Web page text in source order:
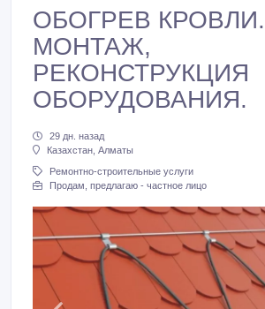
ОБОГРЕВ КРОВЛИ.
МОНТАЖ,
РЕКОНСТРУКЦИЯ
ОБОРУДОВАНИЯ.
29 дн. назад
Казахстан, Алматы
Ремонтно-строительные услуги
Продам, предлагаю - частное лицо